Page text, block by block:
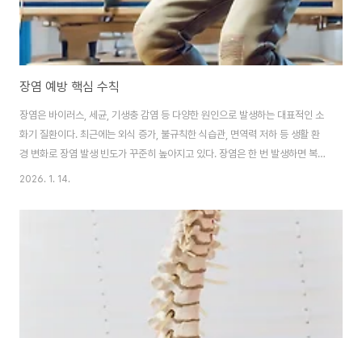
장염 예방 핵심 수칙
장염은 바이러스, 세균, 기생충 감염 등 다양한 원인으로 발생하는 대표적인 소
화기 질환이다. 최근에는 외식 증가, 불규칙한 식습관, 면역력 저하 등 생활 환
경 변화로 장염 발생 빈도가 꾸준히 높아지고 있다. 장염은 한 번 발생하면 복
통, 설사, 구토 등으로 일상생활에 큰 불편을 주며, 재발 가능성도 높다. 이 글에
택과 식습관 관리 방법, 면역력 강화를 통한 근본적인 예방 전략을 체계적으로
정리해 보겠습니다.장염 예방의 출발점, 철저한 위생 관리장염 예방에서 가장
기본이자 중요한 요소는 위생 관리다. 장염을 유발하는 바이러스와 세균은 손,
조리 도구, 물, 생활 환경을 통해 쉽게 전파된다. 특히 손은 외부 환경과 가장 많
2026. 1. 14.